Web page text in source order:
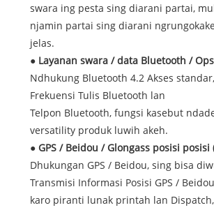
swara ing pesta sing diarani partai,
njamin partai sing diarani
jelas.
● Layanan swara / data Bluetooth /
Ndhukung Bluetooth 4.2 Akses
Frekuensi Tulis Bluetooth lan
Telpon Bluetooth, fungsi kasebut
versatility produk luwih akeh.
● GPS / Beidou / Glongass posisi posisi
Dhukungan GPS / Beidou, sing bisa
Transmisi Informasi Posisi GPS /
karo piranti lunak printah lan